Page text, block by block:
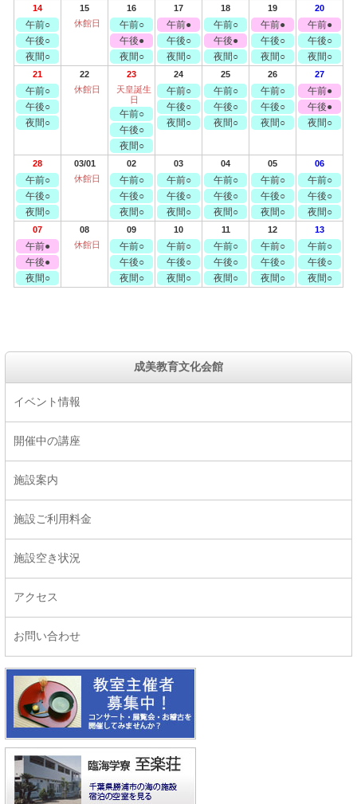
14
午前○
午後○
夜間○
15
休館日
16
午前○
午後●
夜間○
17
午前●
午後○
夜間○
18
午前○
午後●
夜間○
19
午前●
午後○
夜間○
20
午前●
午後○
夜間○
21
午前○
午後○
夜間○
22
休館日
23
天皇誕生
日
午前○
午後○
夜間○
24
午前○
午後○
夜間○
25
午前○
午後○
夜間○
26
午前○
午後○
夜間○
27
午前●
午後●
夜間○
28
午前○
午後○
夜間○
03/01
休館日
02
午前○
午後○
夜間○
03
午前○
午後○
夜間○
04
午前○
午後○
夜間○
05
午前○
午後○
夜間○
06
午前○
午後○
夜間○
07
午前●
午後●
夜間○
08
休館日
09
午前○
午後○
夜間○
10
午前○
午後○
夜間○
11
午前○
午後○
夜間○
12
午前○
午後○
夜間○
13
午前○
午後○
夜間○
成美教育文化会館
イベント情報
開催中の講座
施設案内
施設ご利用料金
施設空き状況
アクセス
お問い合わせ